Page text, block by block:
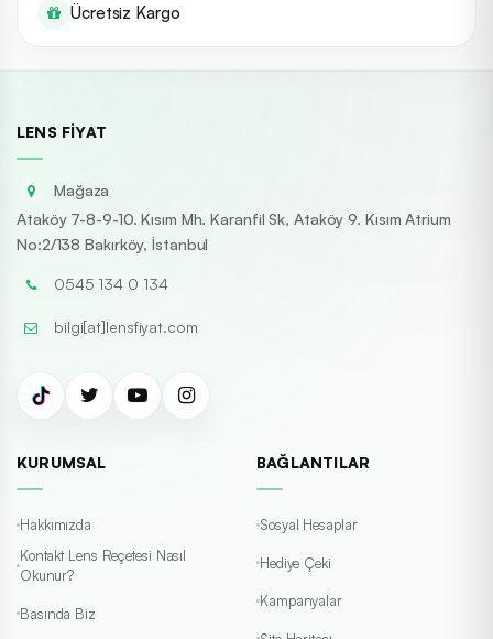
Ücretsiz Kargo
LENS FIYAT
Mağaza
Ataköy 7-8-9-10. Kısım Mh. Karanfil Sk, Ataköy 9. Kısım Atrium
No:2/138 Bakırköy, İstanbul
0545 134 0 134
bilgi[at]lensfiyat.com
KURUMSAL
Hakkımızda
Kontakt Lens Reçetesi Nasıl
Okunur?
Basında Biz
BAĞLANTILAR
Sosyal Hesaplar
Hediye Çeki
Kampanyalar